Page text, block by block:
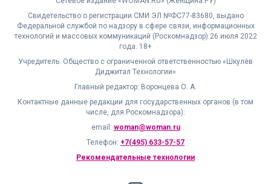
Свидетельство о регистрации СМИ ЭЛ №ФС77-83680, выдано
Федеральной службой по надзору в сфере связи, информационных
технологий и массовых коммуникаций (Роскомнадзор) 26 июля 2022
года. 18+
Учредитель: Общество с ограниченной ответственностью «Шкулёв
Диджитал Технологии»
Главный редактор: Воронцева О. А.
Контактные данные редакции для государственных органов (в том
числе, для Роскомнадзора):
email: woman@woman.ru
Телефон: +7(495) 633-57-57
Рекомендательные технологии